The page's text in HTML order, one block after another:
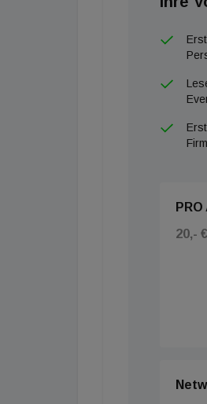
spürbar ist das
Ebenfalls
Start in
20,-